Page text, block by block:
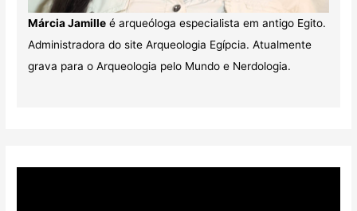
Márcia Jamilleé arqueóloga especialista em antigo Egito.
Administradora do site Arqueologia Egípcia. Atualmente
grava para o Arqueologia pelo Mundo e Nerdologia.